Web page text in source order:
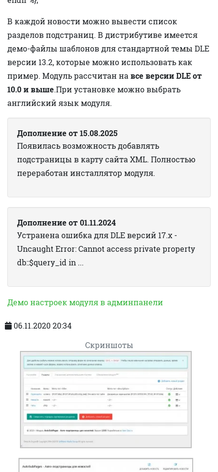
В каждой новости можно вывести список
разделов подстраниц. В дистрибутиве имеется
демо-файлы шаблонов для стандартной темы DLE
версии 13.2, которые можно использовать как
пример. Модуль рассчитан на все версии DLE от
10.0 и выше.При установке можно выбрать
английский язык модуля.
Дополнение от 15.08.2025
Появилась возможность добавлять
подстраницы в карту сайта XML. Полностью
переработан инсталлятор модуля.
Дополнение от 01.11.2024
Устранена ошибка для DLE версий 17.x -
Uncaught Error: Cannot access private property
db::$query_id in ...
Демо настроек модуля в админпанели
06.11.2020 20:34
Скриншоты